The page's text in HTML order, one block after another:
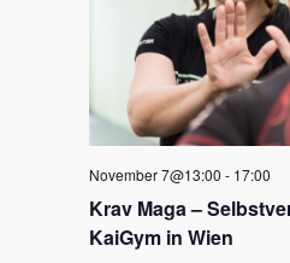
Krav Maga –
KaiGym in Wien
November 7@13:00 - 17:00